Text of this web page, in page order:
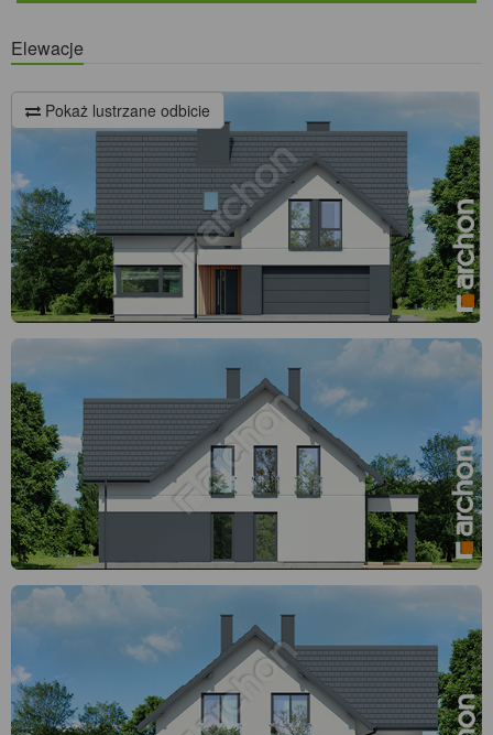
Elewacje
Pokaż lustrzane odbicie